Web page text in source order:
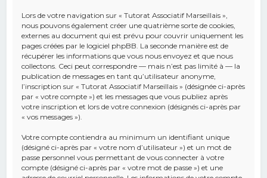
Lors de votre navigation sur « Tutorat Associatif Marseillais »,
nous pouvons également créer une quatrième sorte de cookies,
externes au document qui est prévu pour couvrir uniquement les
pages créées par le logiciel phpBB. La seconde manière est de
récupérer les informations que vous nous envoyez et que nous
collectons. Ceci peut correspondre — mais n’est pas limité à — la
publication de messages en tant qu’utilisateur anonyme,
l’inscription sur « Tutorat Associatif Marseillais » (désignée ci-après
par « votre compte ») et les messages que vous publiez après
votre inscription et lors de votre connexion (désignés ci-après par
« vos messages »).
Votre compte contiendra au minimum un identifiant unique
(désigné ci-après par « votre nom d’utilisateur ») et un mot de
passe personnel vous permettant de vous connecter à votre
compte (désigné ci-après par « votre mot de passe ») et une